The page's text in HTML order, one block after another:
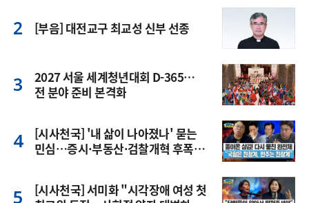
[부음] 대전교구 최교성 신부 선종
2027 서울 세계청년대회 D-365…
전 분야 준비 본격화
[시사천국] '내 삶이 나아졌나' 묻는
민심…증시·부동산·검찰개혁 후폭
[시사천국] 서미화 "시각장애 여성 첫